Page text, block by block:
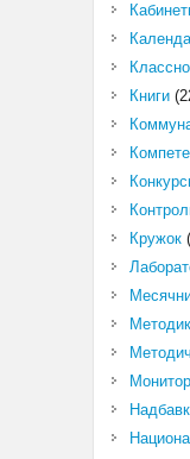
Книги
Кружок